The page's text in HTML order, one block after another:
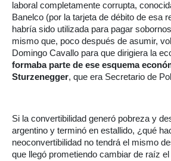
laboral completamente corrupta,
Banelco (por la tarjeta de débito de esa
habría sido utilizada para pagar
mismo que, poco después de asumir,
Domingo Cavallo para que dirigiera la
formaba parte de ese esquema
Sturzenegger, que era Secretario de
Si la convertibilidad generó pobreza y
argentino y terminó en estallido, ¿qué
neoconvertibilidad no tendrá el mismo
que llegó prometiendo cambiar de raíz